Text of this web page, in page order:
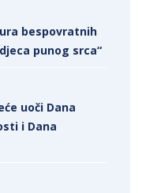
bespovratnih
punog srca“
uoči Dana
i Dana